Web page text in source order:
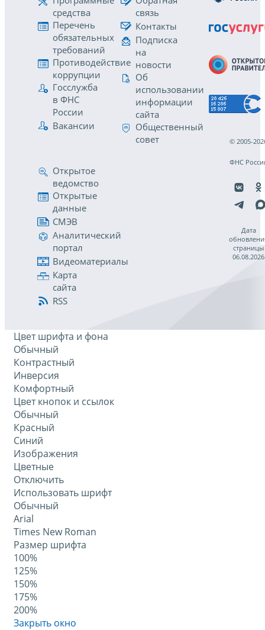
средства
Перечень
обязательных
требований
Противодействие
коррупции
Госслужба
в ФНС
России
Вакансии
связь
Контакты
Подписка
на
новости
Об
использовании
информации
сайта
Общественный
совет
Открытое
ведомство
Открытые
данные
СМЭВ
Аналитический
портал
Видеоматериалы
Карта
сайта
RSS
© 2005-
ФНС
Дата
страницы
06.08.2026
Цвет шрифта и фона
Обычный
Контрастный
Инверсия
Комфортный
Цвет кнопок и ссылок
Обычный
Красный
Синий
Изображения
Цветные
Отключить
Использовать шрифт
Обычный
Arial
Times New Roman
Размер шрифта
100%
125%
150%
175%
200%
Закрыть окно